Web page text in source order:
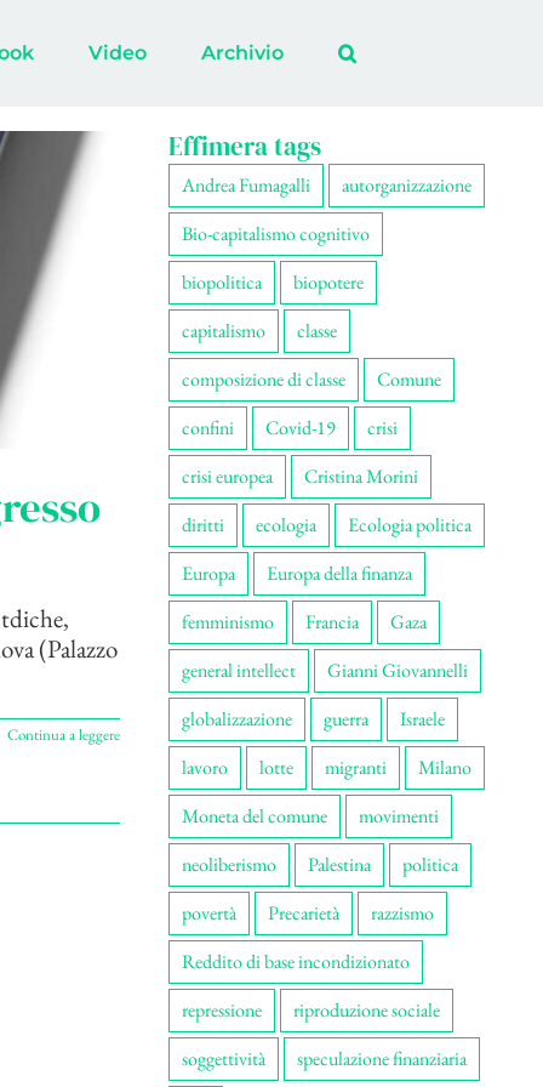
Video Archivio
(Palazzo
Continua a leggere
Effimera tags
Andrea Fumagalli
autorganizzazione
Bio-capitalismo cognitivo
biopolitica
biopotere
capitalismo
classe
composizione di classe
Comune
confini
Covid-19
crisi
crisi europea
Cristina Morini
diritti
ecologia
Ecologia politica
Europa
Europa della finanza
femminismo
Francia
Gaza
general intellect
Gianni Giovannelli
globalizzazione
guerra
Israele
lavoro
lotte migranti
Milano
Moneta del comune
movimenti
neoliberismo
Palestina
politica
povertà
Precarietà
razzismo
Reddito di base incondizionato
repressione
riproduzione sociale
soggettività
speculazione finanziaria